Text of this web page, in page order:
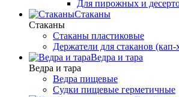
Для пирожных и
Стаканы
Стаканы
Стаканы пластиковые
Держатели для стаканов
Ведра и тара
Ведра и тара
Ведра пищевые
Судки пищевые герметичные